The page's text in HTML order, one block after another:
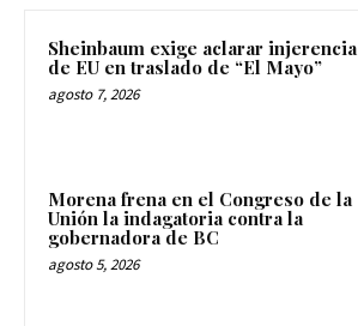
Sheinbaum exige aclarar injerencia
de EU en traslado de “El Mayo”
agosto 7, 2026
Morena frena en el Congreso de la
Unión la indagatoria contra la
gobernadora de BC
agosto 5, 2026